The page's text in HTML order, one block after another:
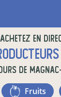
Achetez en
de
fruits